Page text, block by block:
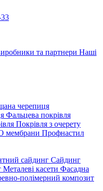
та партнери Наші
черепиця
Фальцева покрівля
Покрівля з очерету
Профнастил
сайдинг Сайдинг
Металеві касети Фасадна
полімерний композит